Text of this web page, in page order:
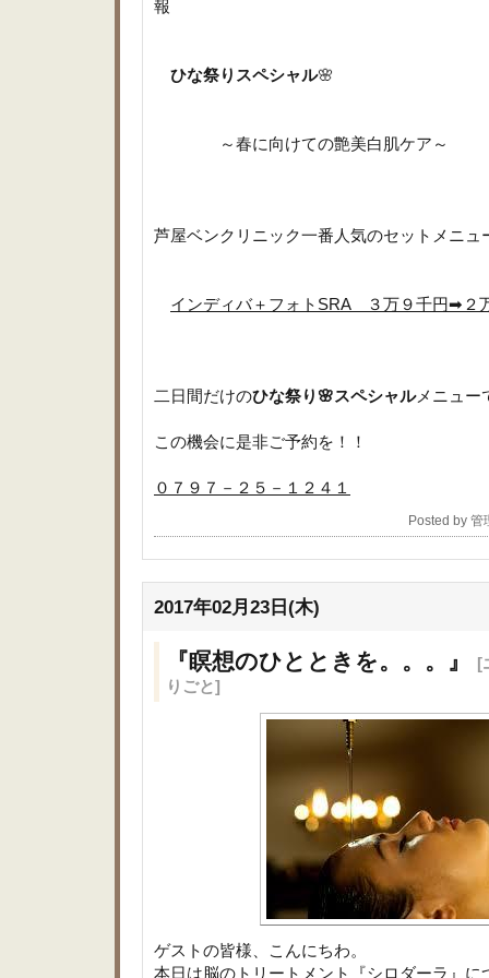
報
ひな祭りスペシャル🌸
～春に向けての艶美白肌ケア～
芦屋ベンクリニック一番人気のセットメニュ
インディバ＋フォトSRA ３万９千円➡２
二日間だけのひな祭り🌸スペシャルメニュー
この機会に是非ご予約を！！
０７９７－２５－１２４１
Posted by
2017年02月23日(木)
『瞑想のひとときを。。。』
[
りごと]
ゲストの皆様、こんにちわ。
本日は脳のトリートメント『シロダーラ』に